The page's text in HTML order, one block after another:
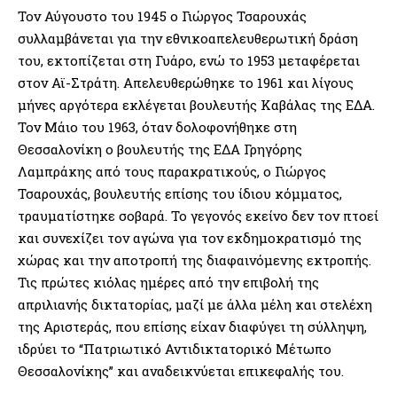
Τον Αύγουστο του 1945 ο Γιώργος Τσαρουχάς
συλλαμβάνεται για την εθνικοαπελευθερωτική δράση
του, εκτοπίζεται στη Γυάρο, ενώ το 1953 μεταφέρεται
στον Αϊ-Στράτη. Απελευθερώθηκε το 1961 και λίγους
μήνες αργότερα εκλέγεται βουλευτής Καβάλας της ΕΔΑ.
Τον Μάιο του 1963, όταν δολοφονήθηκε στη
Θεσσαλονίκη ο βουλευτής της ΕΔΑ Γρηγόρης
Λαμπράκης από τους παρακρατικούς, ο Γιώργος
Τσαρουχάς, βουλευτής επίσης του ίδιου κόμματος,
τραυματίστηκε σοβαρά. Το γεγονός εκείνο δεν τον πτοεί
και συνεχίζει τον αγώνα για τον εκδημοκρατισμό της
χώρας και την αποτροπή της διαφαινόμενης εκτροπής.
Τις πρώτες κιόλας ημέρες από την επιβολή της
απριλιανής δικτατορίας, μαζί με άλλα μέλη και στελέχη
της Αριστεράς, που επίσης είχαν διαφύγει τη σύλληψη,
ιδρύει το “Πατριωτικό Αντιδικτατορικό Μέτωπο
Θεσσαλονίκης” και αναδεικνύεται επικεφαλής του.